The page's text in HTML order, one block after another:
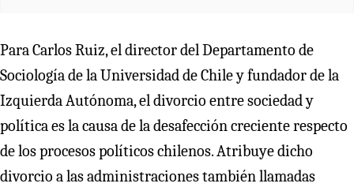
Para Carlos Ruiz, el director del Departamento de
Sociología de la Universidad de Chile y fundador de la
Izquierda Autónoma, el divorcio entre sociedad y
política es la causa de la desafección creciente respecto
de los procesos políticos chilenos. Atribuye dicho
divorcio a las administraciones también llamadas